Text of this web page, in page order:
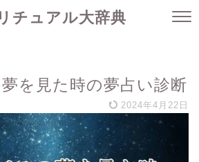
チュアル大辞典
を見た時の夢占い診断
2024年4月22日